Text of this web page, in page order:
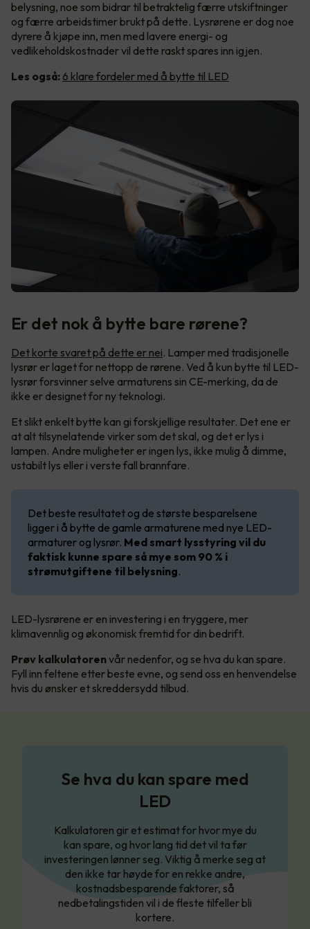
belysning, noe som bidrar til betraktelig færre utskiftninger
og færre arbeidstimer brukt på dette. Lysrørene er dog noe
dyrere å kjøpe inn, men med lavere energi- og
vedlikeholdskostnader vil dette raskt spares inn igjen.
Les også: 6 klare fordeler med å bytte til LED
Er det nok å bytte bare rørene?
Det korte svaret på dette er nei. Lamper med tradisjonelle
lysrør er laget for nettopp de rørene. Ved å kun bytte til LED-
lysrør forsvinner selve armaturens sin CE-merking, da de
ikke er designet for ny teknologi.
Et slikt enkelt bytte kan gi forskjellige resultater. Det ene er
at alt tilsynelatende virker som det skal, og det er lys i
lampen. Andre muligheter er ingen lys, ikke mulig å dimme,
ustabilt lys eller i verste fall brannfare.
Det beste resultatet og de største besparelsene
ligger i å bytte de gamle armaturene med nye LED-
armaturer og lysrør. Med smart lysstyring vil du
faktisk kunne spare så mye som 90 % i
strømutgiftene til belysning.
LED-lysrørene er en investering i en tryggere, mer
klimavennlig og økonomisk fremtid for din bedrift.
Prøv kalkulatorenvår nedenfor, og se hva du kan spare.
Fyll inn feltene etter beste evne, og send oss en henvendelse
hvis du ønsker et skreddersydd tilbud.
Se hva du kan spare med
LED
Kalkulatoren gir et estimat for hvor mye du
kan spare, og hvor lang tid det vil ta før
investeringen lønner seg. Viktig å merke seg at
den ikke tar høyde for en rekke andre,
kostnadsbesparende faktorer, så
nedbetalingstiden vil i de fleste tilfeller bli
kortere.